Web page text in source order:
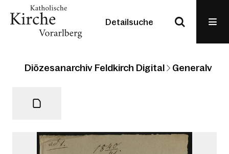
Detailsuche
Diözesanarchiv Feldkirch Digital